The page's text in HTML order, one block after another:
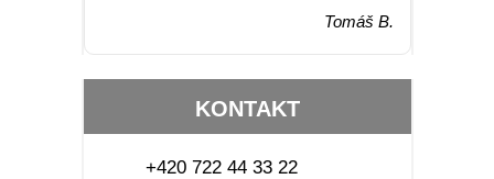
Tomáš B.
KONTAKT
+420 722 44 33 22